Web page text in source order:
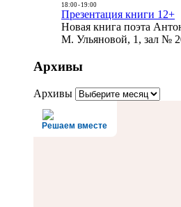
18:00- 19:00
Презентация книги 12+
Новая книга поэта
М. Ульяновой, 1, зал №
Архивы
Архивы
Решаем вместе